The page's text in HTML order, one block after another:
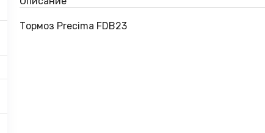
Тормоз Precima FDB23